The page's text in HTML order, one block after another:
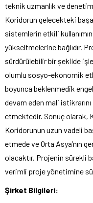
teknik uzmanlık ve
Koridorun gelecekteki
sistemlerin etkili
yükseltmelerine bağlıdır.
sürdürülebilir bir şekilde
olumlu sosyo-ekonomik
boyunca beklenmedik
devam eden mali
etmektedir. Sonuç olarak,
Koridorunun uzun vadeli
etmede ve Orta Asya’nın
olacaktır. Projenin sürekli
verimli proje yönetimine
Şirket Bilgileri: